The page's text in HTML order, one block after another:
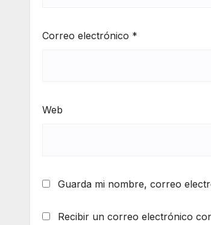
Correo electrónico *
Web
Guarda mi nombre, correo
Recibir un correo electrónico